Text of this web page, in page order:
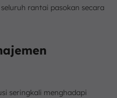
rantai pasokan secara
seringkali menghadapi